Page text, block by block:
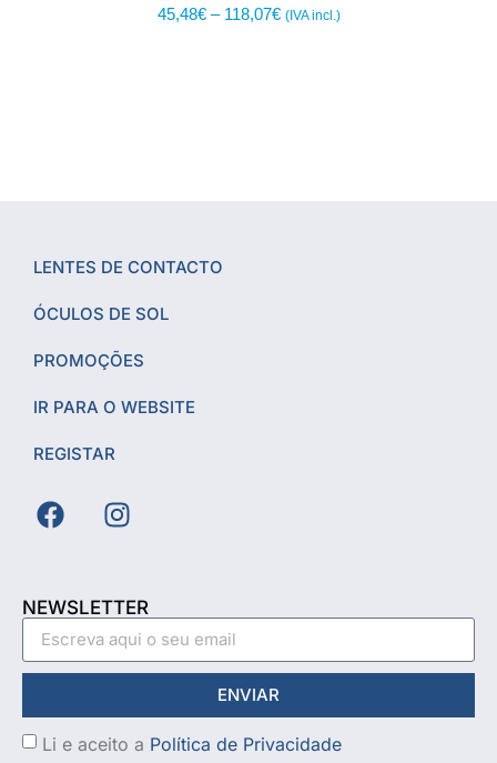
45,48€ – 118,07€ (IVA incl.)
LENTES DE CONTACTO
ÓCULOS DE SOL
PROMOÇÕES
IR PARA O WEBSITE
REGISTAR
NEWSLETTER
Li e aceito a Política de Privacidade
ENVIAR